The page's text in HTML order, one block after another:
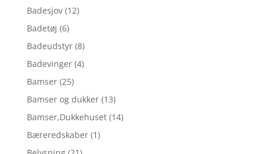
Badesjov (12)
Badetøj (6)
Badeudstyr (8)
Badevinger (4)
Bamser (25)
Bamser og dukker (13)
Bamser,Dukkehuset (14)
Bæreredskaber (1)